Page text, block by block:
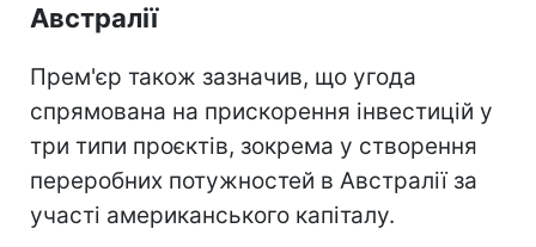
Австралії
Прем'єр також зазначив, що угода
спрямована на прискорення інвестицій у
три типи проєктів, зокрема у створення
переробних потужностей в Австралії за
участі американського капіталу.